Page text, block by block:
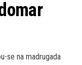
se na madrugada